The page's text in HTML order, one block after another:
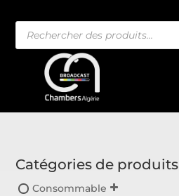
Recherche
de
produits
Catégories de produits
Consommable